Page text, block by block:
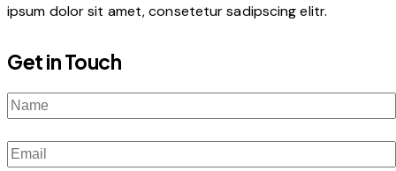
ipsum dolor sit amet, consetetur sadipscing elitr.
Get in Touch